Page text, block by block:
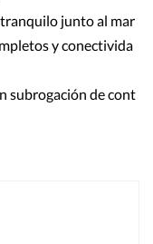
junto al mar
y conectivida
subrogación de cont